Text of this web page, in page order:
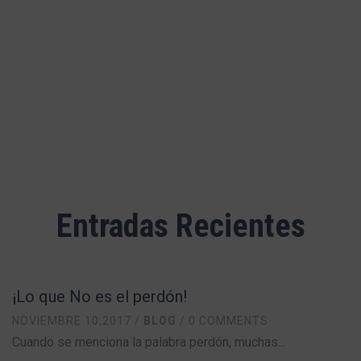
Entradas Recientes
¡Lo que No es el perdón!
NOVIEMBRE 10,2017 / BLOG / 0 COMMENTS
Cuando se menciona la palabra perdón, muchas...